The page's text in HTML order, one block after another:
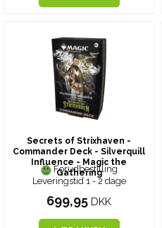
Secrets of Strixhaven -
Commander Deck - Silverquill
Influence - Magic the
Gathering
Forudbestilling
Leveringstid 1 - 2 dage
699,95 DKK